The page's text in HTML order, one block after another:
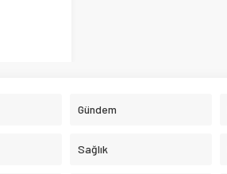
Gündem
Sağlık